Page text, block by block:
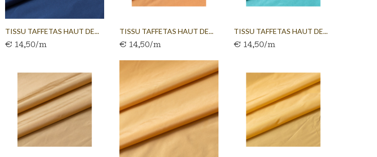
TISSU TAFFETAS HAUT DE...
€ 14,50/m
TISSU TAFFETAS HAUT DE...
€ 14,50/m
TISSU TAFFETAS HAUT DE...
€ 14,50/m